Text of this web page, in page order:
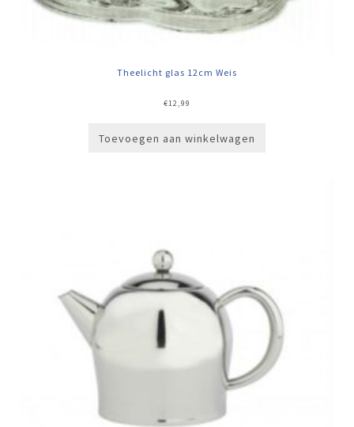
Theelicht glas 12cm Weis
€12,99
Toevoegen aan winkelwagen